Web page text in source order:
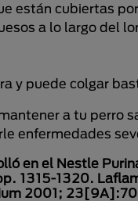
están cubiertas
a lo largo del
y puede colgar
a tu
enfermedades
en el Nestle
1315-1320.
2001;